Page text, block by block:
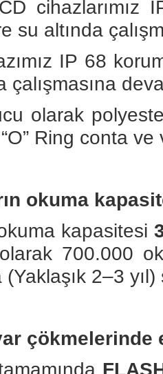
cihazlarımız
su altında
IP 68
çalışmasına
olarak
Ring conta
kapasitesi
700.000
2–3